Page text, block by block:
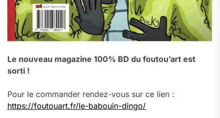
Le nouveau magazine 100% BD du foutou’art est
sorti !
Pour le commander rendez-vous sur ce lien :
https://foutouart.fr/le-babouin-dingo/